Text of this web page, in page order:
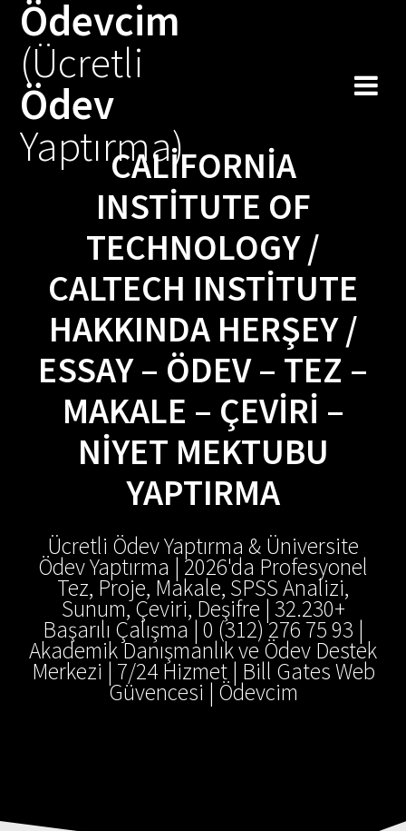
Ödevcim
(Ücretli
Ödev
Yaptırma)CALIFORNIA
INSTITUTE OF
TECHNOLOGY /
CALTECH INSTITUTE
HAKKINDA HERŞEY /
ESSAY – ÖDEV – TEZ –
MAKALE – ÇEVIRI –
NIYET MEKTUBU
YAPTIRMA
Ücretli Ödev Yaptırma & Üniversite
Ödev Yaptırma | 2026'da Profesyonel
Tez, Proje, Makale, SPSS Analizi,
Sunum, Çeviri, Deşifre | 32.230+
Başarılı Çalışma | 0 (312) 276 75 93 |
Akademik Danışmanlık ve Ödev Destek
Merkezi | 7/24 Hizmet | Bill Gates Web
Güvencesi | Ödevcim